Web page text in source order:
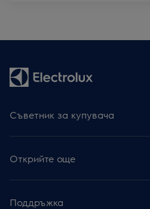
Съветник за купувача
Готварски плотове
Абсорбатори
Съдомиялни
Перални машини
Открийте още
Интелигентно свързан дом
Поддръжка